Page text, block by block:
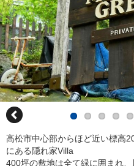
高松市中心部からほど近い標高
にある隠れ家Villa
400坪の敷地は全て緑に囲まれ